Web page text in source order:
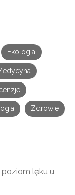
Ekologia
Zdrowie
lęku u